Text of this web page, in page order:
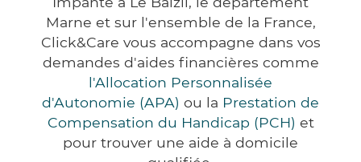
Marne et sur l'ensemble de la France,
Click&Care vous accompagne dans vos
demandes d'aides financières comme
l'Allocation Personnalisée
d'Autonomie (APA) ou la Prestation de
Compensation du Handicap (PCH) et
pour trouver une aide à domicile